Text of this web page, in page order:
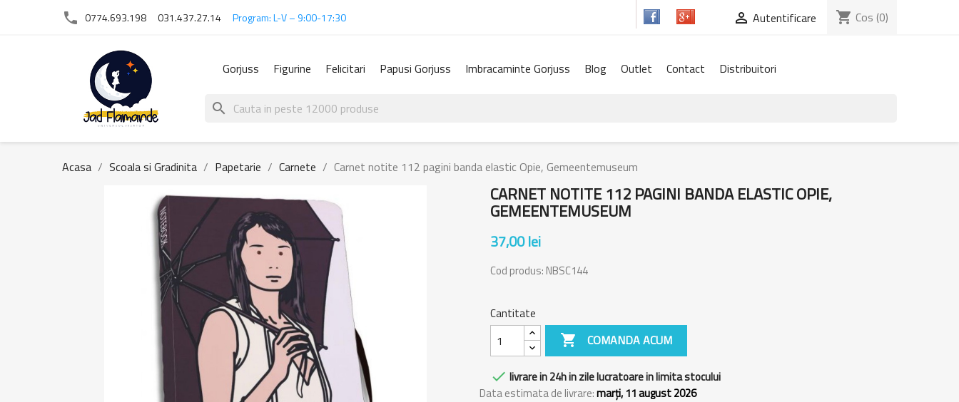
phone 0774.693.198 031.437.27.14 Program: L-V – 9:00-17:30  Autentificare shopping_cart Cos (0)
Gorjuss Figurine Felicitari Papusi Gorjuss Imbracaminte Gorjuss Blog Outlet Contact Distribuitori
search
Acasa Scoala si Gradinita Papetarie Carnete Carnet notite 112 pagini banda elastic Opie, Gemeentemuseum
CARNET NOTITE 112 PAGINI BANDA ELASTIC OPIE,
GEMEENTEMUSEUM
37,00 lei
Cod produs: NBSC144
Cantitate
 COMANDA ACUM
 livrare in 24h in zile lucratoare in limita stocului
Data estimata de livrare:marți, 11 august 2026